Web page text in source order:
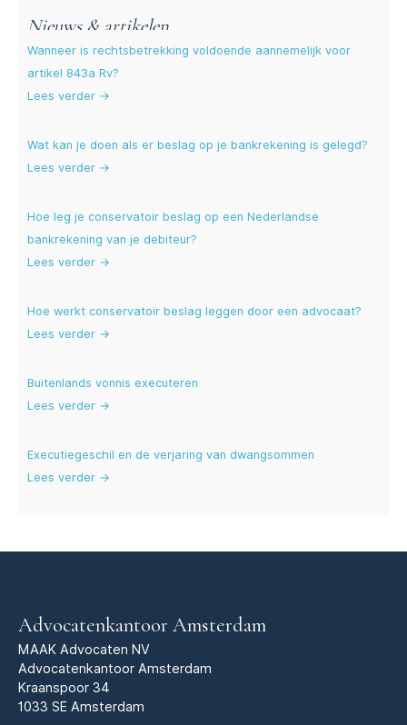
Nieuws & artikelen
Wanneer is rechtsbetrekking voldoende aannemelijk voor
artikel 843a Rv?
Lees verder →
Wat kan je doen als er beslag op je bankrekening is gelegd?
Lees verder →
Hoe leg je conservatoir beslag op een Nederlandse
bankrekening van je debiteur?
Lees verder →
Hoe werkt conservatoir beslag leggen door een advocaat?
Lees verder →
Buitenlands vonnis executeren
Lees verder →
Executiegeschil en de verjaring van dwangsommen
Lees verder →
Advocatenkantoor Amsterdam
MAAK Advocaten NV
Advocatenkantoor Amsterdam
Kraanspoor 34
1033 SE Amsterdam